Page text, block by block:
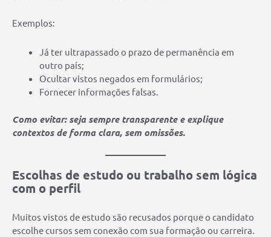
Exemplos:
Já ter ultrapassado o prazo de permanência em
outro país;
Ocultar vistos negados em formulários;
Fornecer informações falsas.
Como evitar: seja sempre transparente e explique
contextos de forma clara, sem omissões.
Escolhas de estudo ou trabalho sem lógica
com o perfil
Muitos vistos de estudo são recusados porque o candidato
escolhe cursos sem conexão com sua formação ou carreira.